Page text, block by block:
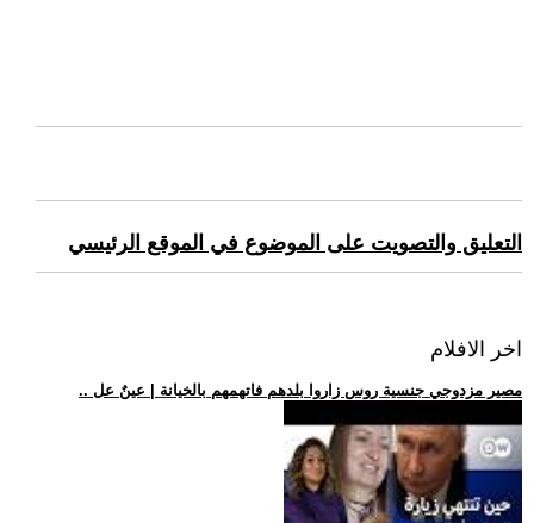
التعليق والتصويت على الموضوع في الموقع الرئيسي
اخر الافلام
.. مصير مزدوجي جنسية روس زاروا بلدهم فاتهمهم بالخيانة | عينٌ عل